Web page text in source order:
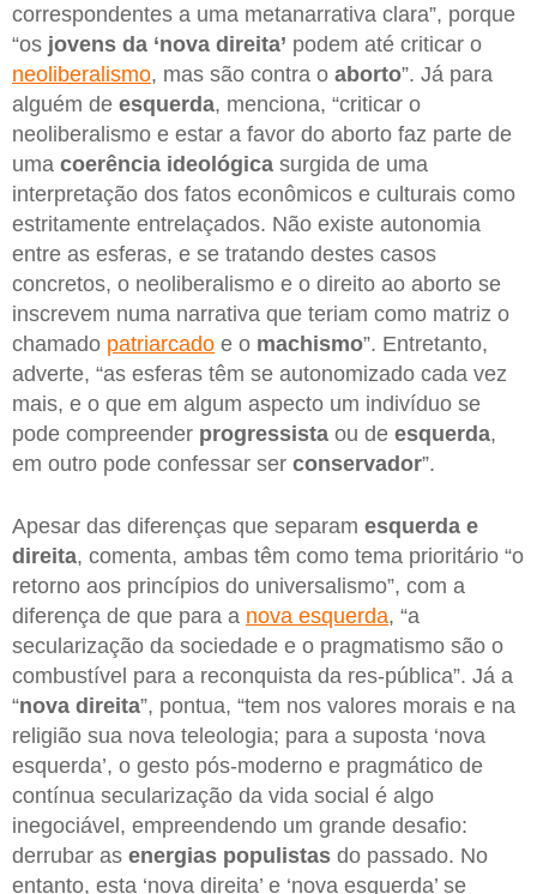
correspondentes a uma metanarrativa clara”, porque
“os jovens da ‘nova direita’ podem até criticar o
neoliberalismo, mas são contra o aborto”. Já para
alguém de esquerda, menciona, “criticar o
neoliberalismo e estar a favor do aborto faz parte de
uma coerência ideológica surgida de uma
interpretação dos fatos econômicos e culturais como
estritamente entrelaçados. Não existe autonomia
entre as esferas, e se tratando destes casos
concretos, o neoliberalismo e o direito ao aborto se
inscrevem numa narrativa que teriam como matriz o
chamado patriarcado e o machismo”. Entretanto,
adverte, “as esferas têm se autonomizado cada vez
mais, e o que em algum aspecto um indivíduo se
pode compreender progressista ou de esquerda,
em outro pode confessar ser conservador”.
Apesar das diferenças que separam esquerda e
direita, comenta, ambas têm como tema prioritário “o
retorno aos princípios do universalismo”, com a
diferença de que para a nova esquerda, “a
secularização da sociedade e o pragmatismo são o
combustível para a reconquista da res-pública”. Já a
“nova direita”, pontua, “tem nos valores morais e na
religião sua nova teleologia; para a suposta ‘nova
esquerda’, o gesto pós-moderno e pragmático de
contínua secularização da vida social é algo
inegociável, empreendendo um grande desafio:
derrubar as energias populistas do passado. No
entanto, esta ‘nova direita’ e ‘nova esquerda’ se